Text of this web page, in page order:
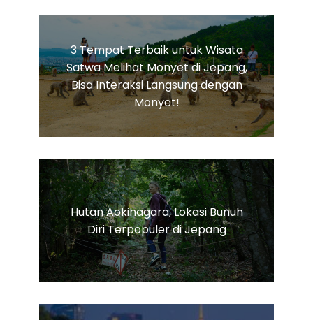
3 Tempat Terbaik untuk Wisata
Satwa Melihat Monyet di Jepang,
Bisa Interaksi Langsung dengan
Monyet!
Hutan Aokihagara, Lokasi Bunuh
Diri Terpopuler di Jepang